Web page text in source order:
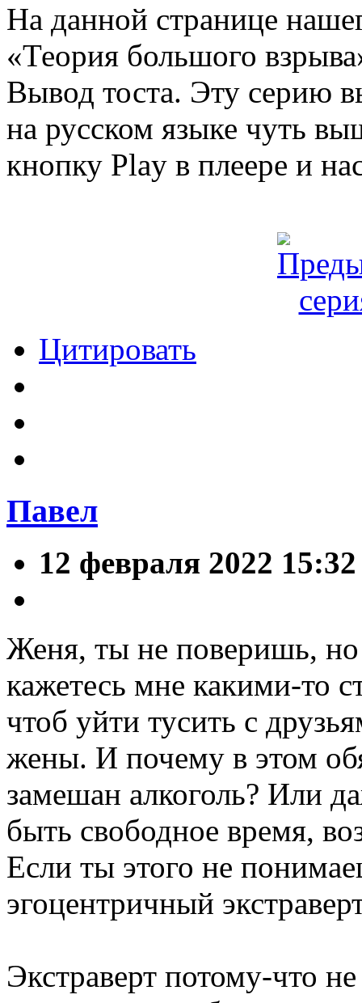
На данной странице
«Теория большого
Вывод тоста. Эту серию
на русском языке чуть
кнопку Play в плеере и
Цитировать
Павел
12 февраля 2022 15:32
Женя, ты не поверишь,
кажетесь мне какими-то
чтоб уйти тусить с
жены. И почему в этом
замешан алкоголь? Или
быть свободное время,
Если ты этого не
эгоцентричный
Экстраверт потому-что